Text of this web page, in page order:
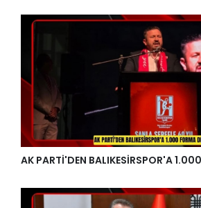
AK PARTİ'DEN BALIKESİRSPOR'A